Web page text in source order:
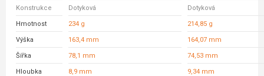
Konstrukce Dotyková Dotyková
Hmotnost 234 g 214,85 g
Výška 163,4 mm 164,07 mm
Šířka 78,1 mm 74,53 mm
Hloubka 8,9 mm 9,34 mm